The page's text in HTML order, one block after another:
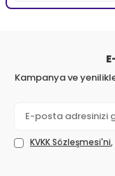
Kampanya ve
KVKK Sözleşmesi'ni